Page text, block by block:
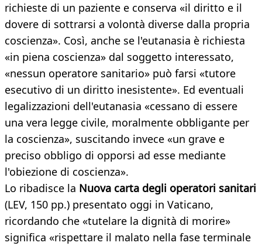
richieste di un paziente e conserva «il diritto e il
dovere di sottrarsi a volontà diverse dalla propria
coscienza». Così, anche se l'eutanasia è richiesta
«in piena coscienza» dal soggetto interessato,
«nessun operatore sanitario» può farsi «tutore
esecutivo di un diritto inesistente». Ed eventuali
legalizzazioni dell'eutanasia «cessano di essere
una vera legge civile, moralmente obbligante per
la coscienza», suscitando invece «un grave e
preciso obbligo di opporsi ad esse mediante
l'obiezione di coscienza».
Lo ribadisce la Nuova carta degli operatori sanitari
(LEV, 150 pp.) presentato oggi in Vaticano,
ricordando che «tutelare la dignità di morire»
significa «rispettare il malato nella fase terminale